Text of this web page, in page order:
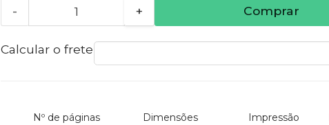
- + Comprar
Calcular o frete
Nº de páginas Dimensões Impressão